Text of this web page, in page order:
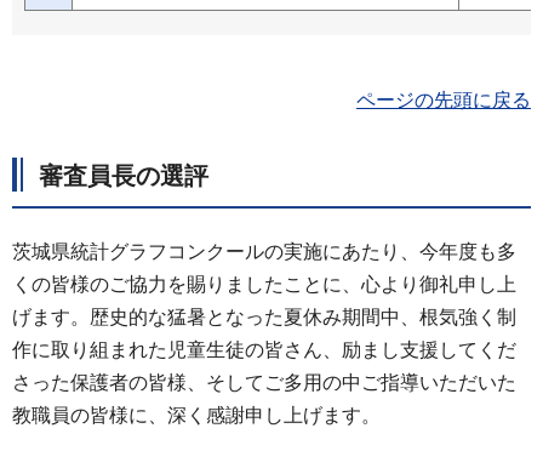
ページの先頭に戻る
審査員長の選評
茨城県統計グラフコンクールの実施にあたり、今年度も多
くの皆様のご協力を賜りましたことに、心より御礼申し上
げます。歴史的な猛暑となった夏休み期間中、根気強く制
作に取り組まれた児童生徒の皆さん、励まし支援してくだ
さった保護者の皆様、そしてご多用の中ご指導いただいた
教職員の皆様に、深く感謝申し上げます。